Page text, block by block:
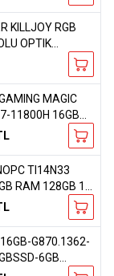
LAPTOP
Ekle
KILLJOY RGB
OPTIK
MOUSE
Ekle
MAGIC
11800H 16GB
FDOS
Ekle
TI14N33
RAM 128GB 14
3350E FREEDOS
Ekle
G870.1362-
6GB